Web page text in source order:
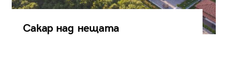
Сакар над нещата